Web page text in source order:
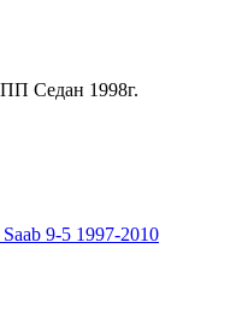
Седан 1998г.
9-5 1997-2010